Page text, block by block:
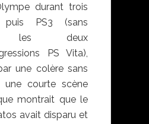
durant trois
PS3 (sans
les deux
PS Vita),
une colère sans
une courte scène
montrait que le
avait disparu et